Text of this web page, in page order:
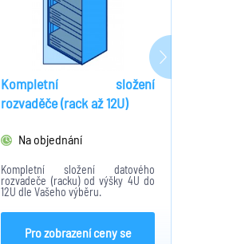
Kompletní složení
rozvaděče (rack až 12U)
Na objednání
Kompletní složení datového
rozvadeče (racku) od výšky 4U do
12U dle Vašeho výběru.
Pro zobrazení ceny se